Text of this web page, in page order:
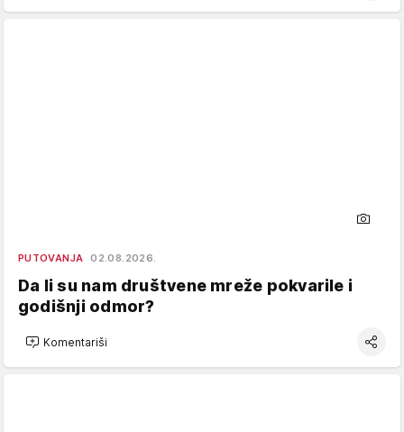
PUTOVANJA 02.08.2026.
Da li su nam društvene mreže pokvarile i
godišnji odmor?
Komentariši